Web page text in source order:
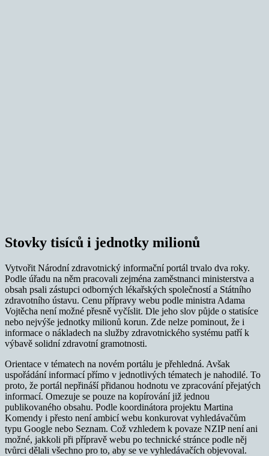
Stovky tisíců i jednotky milionů
Vytvořit Národní zdravotnický informační portál trvalo dva roky.
Podle úřadu na něm pracovali zejména zaměstnanci ministerstva a
obsah psali zástupci odborných lékařských společností a Státního
zdravotního ústavu. Cenu přípravy webu podle ministra Adama
Vojtěcha není možné přesně vyčíslit. Dle jeho slov půjde o statisíce
nebo nejvýše jednotky milionů korun. Zde nelze pominout, že i
informace o nákladech na služby zdravotnického systému patří k
výbavě solidní zdravotní gramotnosti.
Orientace v tématech na novém portálu je přehledná. Avšak
uspořádání informací přímo v jednotlivých tématech je nahodilé. To
proto, že portál nepřináší přidanou hodnotu ve zpracování přejatých
informací. Omezuje se pouze na kopírování již jednou
publikovaného obsahu. Podle koordinátora projektu Martina
Komendy i přesto není ambicí webu konkurovat vyhledávačům
typu Google nebo Seznam. Což vzhledem k povaze NZIP není ani
možné, jakkoli při přípravě webu po technické stránce podle něj
tvůrci dělali všechno pro to, aby se ve vyhledávačích objevoval.